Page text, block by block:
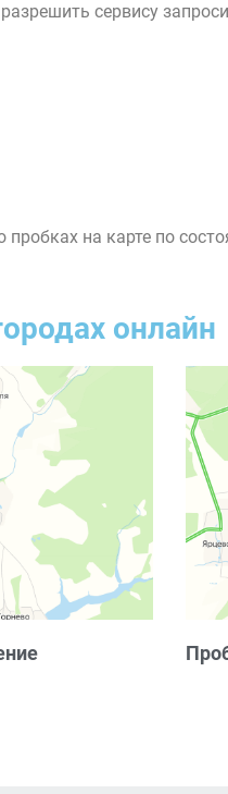
сервису
на карте по
онлайн